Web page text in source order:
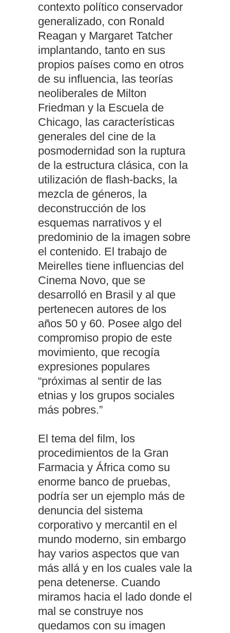
contexto político conservador
generalizado, con Ronald
Reagan y Margaret Tatcher
implantando, tanto en sus
propios países como en otros
de su influencia, las teorías
neoliberales de Milton
Friedman y la Escuela de
Chicago, las características
generales del cine de la
posmodernidad son la ruptura
de la estructura clásica, con la
utilización de flash-backs, la
mezcla de géneros, la
deconstrucción de los
esquemas narrativos y el
predominio de la imagen sobre
el contenido. El trabajo de
Meirelles tiene influencias del
Cinema Novo, que se
desarrolló en Brasil y al que
pertenecen autores de los
años 50 y 60. Posee algo del
compromiso propio de este
movimiento, que recogía
expresiones populares
“próximas al sentir de las
etnias y los grupos sociales
más pobres.”
El tema del film, los
procedimientos de la Gran
Farmacia y África como su
enorme banco de pruebas,
podría ser un ejemplo más de
denuncia del sistema
corporativo y mercantil en el
mundo moderno, sin embargo
hay varios aspectos que van
más allá y en los cuales vale la
pena detenerse. Cuando
miramos hacia el lado donde el
mal se construye nos
quedamos con su imagen